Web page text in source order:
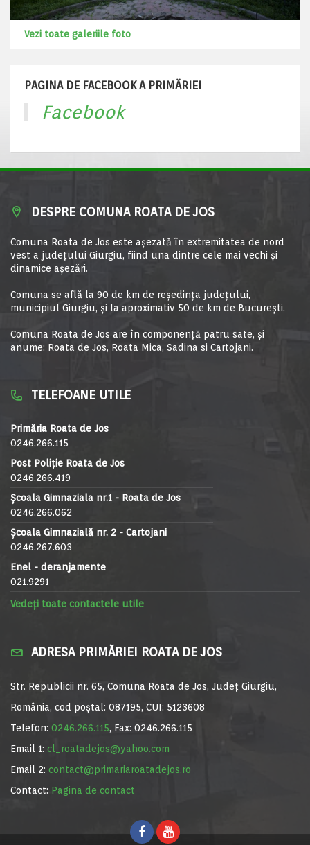
Vezi toate galeriile foto
PAGINA DE FACEBOOK A PRIMĂRIEI
Facebook
DESPRE COMUNA ROATA DE JOS
Comuna Roata de Jos este aşezată în extremitatea de nord
vest a judeţului Giurgiu, fiind una dintre cele mai vechi şi
dinamice aşezări.
Comuna se află la 90 de km de reşedinţa judeţului,
municipiul Giurgiu, şi la aproximativ 50 de km de Bucureşti.
Comuna Roata de Jos are în componență patru sate, și
anume: Roata de Jos, Roata Mica, Sadina si Cartojani.
TELEFOANE UTILE
Primăria Roata de Jos
0246.266.115
Post Poliție Roata de Jos
0246.266.419
Școala Gimnaziala nr.1 - Roata de Jos
0246.266.062
Școala Gimnazială nr. 2 - Cartojani
0246.267.603
Enel - deranjamente
021.9291
Vedeți toate contactele utile
ADRESA PRIMĂRIEI ROATA DE JOS
Str. Republicii nr. 65, Comuna Roata de Jos, Județ Giurgiu,
România, cod poștal: 087195, CUI: 5123608
Telefon: 0246.266.115, Fax: 0246.266.115
Email 1: cl_roatadejos@yahoo.com
Email 2: contact@primariaroatadejos.ro
Contact: Pagina de contact